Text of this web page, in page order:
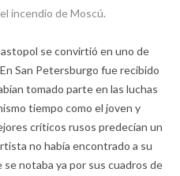
incendio de Moscú.
se convirtió en uno de
San Petersburgo fue recibido
tomado parte en las luchas
tiempo como el joven y
críticos rusos predecían un
no había encontrado a su
notaba ya por sus cuadros de